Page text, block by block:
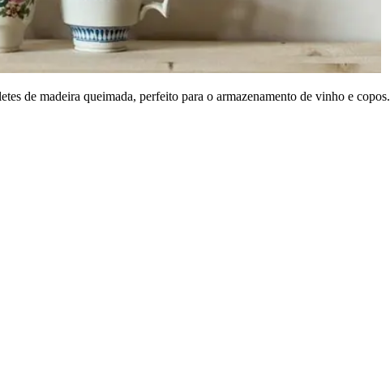
de madeira queimada, perfeito para o armazenamento de vinho e copos.